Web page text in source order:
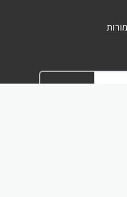
הירשם